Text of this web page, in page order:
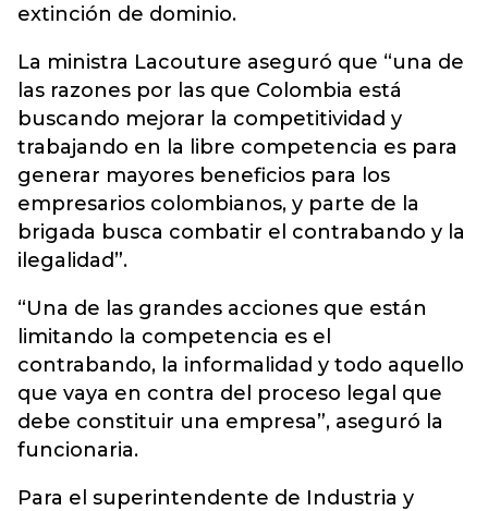
extinción de dominio.
La ministra Lacouture aseguró que “una de
las razones por las que Colombia está
buscando mejorar la competitividad y
trabajando en la libre competencia es para
generar mayores beneficios para los
empresarios colombianos, y parte de la
brigada busca combatir el contrabando y la
ilegalidad”.
“Una de las grandes acciones que están
limitando la competencia es el
contrabando, la informalidad y todo aquello
que vaya en contra del proceso legal que
debe constituir una empresa”, aseguró la
funcionaria.
Para el superintendente de Industria y